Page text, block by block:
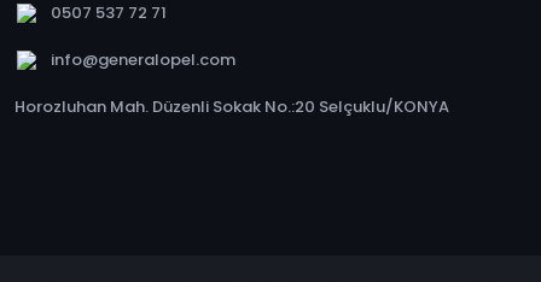
0507 537 72 71
info@generalopel.com
Horozluhan Mah. Düzenli Sokak No.:20 Selçuklu/KONYA